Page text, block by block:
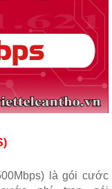
là gói cước